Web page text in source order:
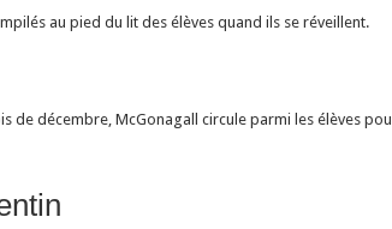
au pied du lit des élèves quand ils se réveillent.
de décembre, McGonagall circule parmi les élèves